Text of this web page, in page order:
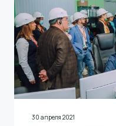
30 апреля 2021